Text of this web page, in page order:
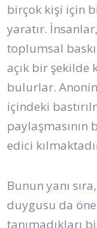
birçok kişi için
yaratır.
toplumsal
açık bir
bulurlar.
içindeki
edici
Bunun yanı
duygusu da
tanımadıkları